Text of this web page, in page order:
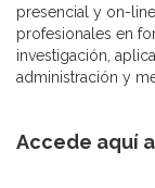
presencial y on-
profesionales en
investigación,
administración y
Accede aquí